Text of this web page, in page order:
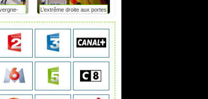
L’extrême droite aux portes
du pouvoir en saxe-anhalt
?